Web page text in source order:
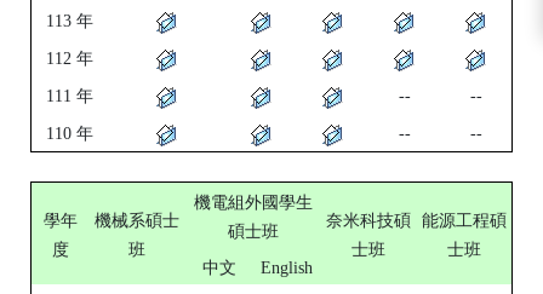
113 年
112 年
111 年 -- --
110 年 -- --
學年
度
機械系碩士
班
機電組外國學生
碩士班
奈米科技碩
士班
能源工程碩
士班
中文
English